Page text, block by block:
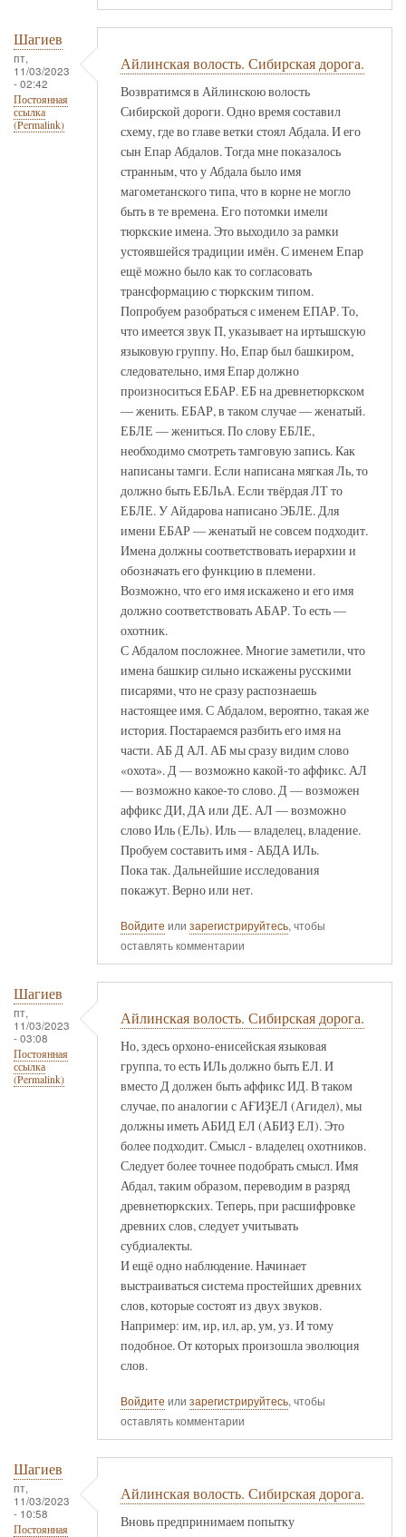
Шагиев
пт,
11/03/2023
- 02:42
Постоянная
ссылка
(Permalink)
Айлинская волость. Сибирская дорога.
Возвратимся в Айлинскою волость
Сибирской дороги. Одно время составил
схему, где во главе ветки стоял Абдала. И его
сын Епар Абдалов. Тогда мне показалось
странным, что у Абдала было имя
магометанского типа, что в корне не могло
быть в те времена. Его потомки имели
тюркские имена. Это выходило за рамки
устоявшейся традиции имён. С именем Епар
ещё можно было как то согласовать
трансформацию с тюркским типом.
Попробуем разобраться с именем ЕПАР. То,
что имеется звук П, указывает на иртышскую
языковую группу. Но, Епар был башкиром,
следовательно, имя Епар должно
произноситься ЕБАР. ЕБ на древнетюркском
— женить. ЕБАР, в таком случае — женатый.
ЕБЛЕ — жениться. По слову ЕБЛЕ,
необходимо смотреть тамговую запись. Как
написаны тамги. Если написана мягкая Ль, то
должно быть ЕБЛьА. Если твёрдая ЛТ то
ЕБЛЕ. У Айдарова написано ЭБЛЕ. Для
имени ЕБАР — женатый не совсем подходит.
Имена должны соответствовать иерархии и
обозначать его функцию в племени.
Возможно, что его имя искажено и его имя
должно соответствовать АБАР. То есть —
охотник.
С Абдалом посложнее. Многие заметили, что
имена башкир сильно искажены русскими
писарями, что не сразу распознаешь
настоящее имя. С Абдалом, вероятно, такая же
история. Постараемся разбить его имя на
части. АБ Д АЛ. АБ мы сразу видим слово
«охота». Д — возможно какой-то аффикс. АЛ
— возможно какое-то слово. Д — возможен
аффикс ДИ, ДА или ДЕ. АЛ — возможно
слово Иль (ЕЛь). Иль — владелец, владение.
Пробуем составить имя - АБДА ИЛь.
Пока так. Дальнейшие исследования
покажут. Верно или нет.
Войдите или зарегистрируйтесь, чтобы
оставлять комментарии
Шагиев
пт,
11/03/2023
- 03:08
Постоянная
ссылка
(Permalink)
Айлинская волость. Сибирская дорога.
Но, здесь орхоно-енисейская языковая
группа, то есть ИЛь должно быть ЕЛ. И
вместо Д должен быть аффикс ИД. В таком
случае, по аналогии с АҒИҘЕЛ (Агидел), мы
должны иметь АБИД ЕЛ (АБИҘ ЕЛ). Это
более подходит. Смысл - владелец охотников.
Следует более точнее подобрать смысл. Имя
Абдал, таким образом, переводим в разряд
древнетюркских. Теперь, при расшифровке
древних слов, следует учитывать
субдиалекты.
И ещё одно наблюдение. Начинает
выстраиваться система простейших древних
слов, которые состоят из двух звуков.
Например: им, ир, ил, ар, ум, уз. И тому
подобное. От которых произошла эволюция
слов.
Войдите или зарегистрируйтесь, чтобы
оставлять комментарии
Шагиев
пт,
11/03/2023
- 10:58
Постоянная
Айлинская волость. Сибирская дорога.
Вновь предпринимаем попытку